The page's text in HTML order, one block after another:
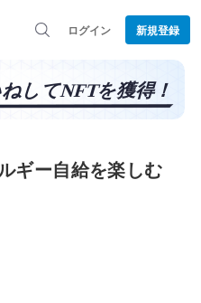
ログイン 新規登録
ギー自給を楽しむ